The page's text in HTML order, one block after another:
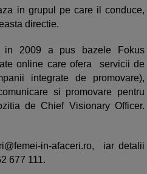
in grupul pe care il conduce,
directie.
in 2009 a pus bazele Fokus
online care ofera servicii de
integrate de promovare),
si promovare pentru
de Chief Visionary Officer.
in-afaceri.ro, iar detalii
677 111.